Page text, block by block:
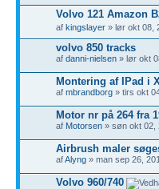
Volvo 121 Amazon
af kingslayer » lør okt 08,
volvo 850 tracks
af danni-nielsen » lør okt
Montering af IPad i
af mbrandborg » tirs okt
Motor nr på 264 fra
af Motorsen » søn okt 02,
Airbrush maler
afAlyng » man sep 26,
Volvo 960/740